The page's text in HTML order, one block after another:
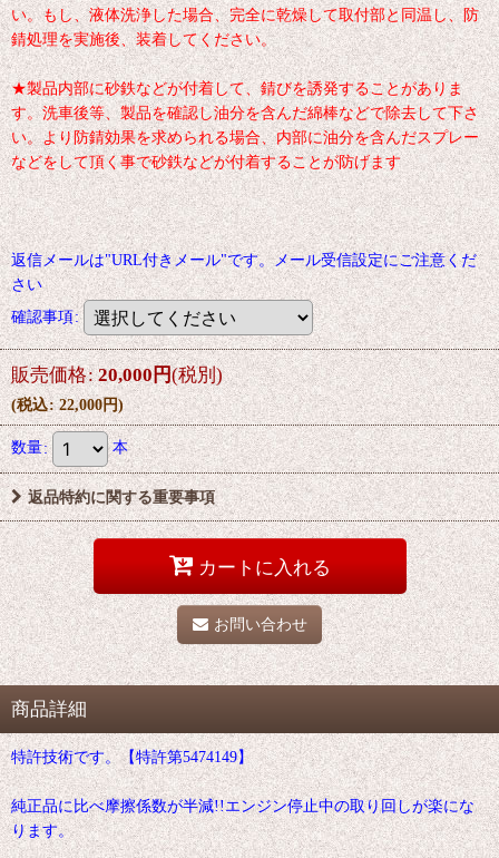
い。もし、液体洗浄した場合、完全に乾燥して取付部と同温し、防
錆処理を実施後、装着してください。
★製品内部に砂鉄などが付着して、錆びを誘発することがありま
す。洗車後等、製品を確認し油分を含んだ綿棒などで除去して下さ
い。より防錆効果を求められる場合、内部に油分を含んだスプレー
などをして頂く事で砂鉄などが付着することが防げます
返信メールは"URL付きメール"です。メール受信設定にご注意くだ
さい
確認事項:
販売価格: 20,000円(税別)
(税込: 22,000円)
数量: 本
返品特約に関する重要事項
カートに入れる
お問い合わせ
商品詳細
特許技術です。【特許第5474149】
純正品に比べ摩擦係数が半減!!エンジン停止中の取り回しが楽にな
ります。